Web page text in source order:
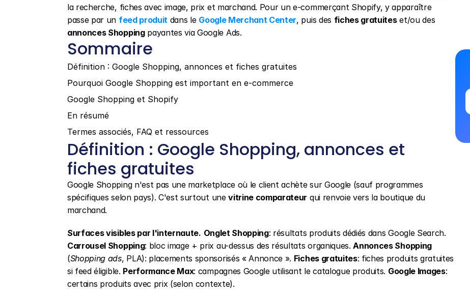
la recherche, fiches avec image, prix et marchand. Pour un e-commerçant Shopify, y apparaître
passe par un feed produit dans le Google Merchant Center, puis des fiches gratuites
annonces Shopping payantes via Google Ads.
Sommaire
Définition : Google Shopping, annonces et fiches gratuites
Pourquoi Google Shopping est important en e-commerce
Google Shopping et Shopify
En résumé
Termes associés, FAQ et ressources
Définition : Google Shopping, annonces et
fiches gratuites
Google Shopping n'est pas une marketplace où le client achète sur Google (sauf programmes
spécifiques selon pays). C'est surtout une vitrine comparateur qui renvoie vers la boutique du
marchand.
Surfaces visibles par l'internaute. Onglet Shopping
Carrousel Shopping: bloc image + prix au-dessus des résultats organiques. Annonces Shopping
(Shopping ads, PLA): placements sponsorisés « Annonce ». Fiches gratuites: fiches produits gratuites
si feed éligible. Performance Max: campagnes Google utilisant le catalogue produits. Google Images:
certains produits avec prix (selon contexte).